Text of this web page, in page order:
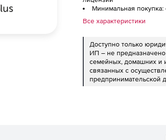
Минимальная покупка:
Все характеристики
Доступно только
ИП – не
семейных, домашних и
связанных с
предпринимательской